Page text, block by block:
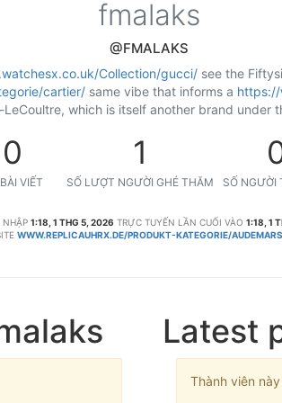
fmalaks
@FMALAKS
Collection/gucci/see the
cartier/same vibe that informs a https://
which is itself another brand under
0
VIẾT
1
SỐ LƯỢT NGƯỜI GHÉ THĂM SỐ NGƯỜI
1:18, 1 THG 5, 2026 TRỰC TUYẾN LẦN CUỐI VÀO 1:18, 1
WWW.REPLICAUHRX.DE/PRODUKT-KATEGORIE/
Latest
Thành viên